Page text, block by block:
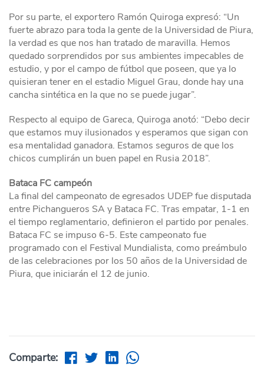
Por su parte, el exportero Ramón Quiroga expresó: “Un
fuerte abrazo para toda la gente de la Universidad de Piura,
la verdad es que nos han tratado de maravilla. Hemos
quedado sorprendidos por sus ambientes impecables de
estudio, y por el campo de fútbol que poseen, que ya lo
quisieran tener en el estadio Miguel Grau, donde hay una
cancha sintética en la que no se puede jugar”.
Respecto al equipo de Gareca, Quiroga anotó: “Debo decir
que estamos muy ilusionados y esperamos que sigan con
esa mentalidad ganadora. Estamos seguros de que los
chicos cumplirán un buen papel en Rusia 2018”.
Bataca FC campeón
La final del campeonato de egresados UDEP fue disputada
entre Pichangueros SA y Bataca FC. Tras empatar, 1-1 en
el tiempo reglamentario, definieron el partido por penales.
Bataca FC se impuso 6-5. Este campeonato fue
programado con el Festival Mundialista, como preámbulo
de las celebraciones por los 50 años de la Universidad de
Piura, que iniciarán el 12 de junio.
Comparte: